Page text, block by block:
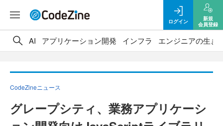
ログイン
新規
会員登録
AI アプリケーション開発 インフラ エンジニアの生き
CodeZineニュース
グレープシティ、業務アプリケーシ